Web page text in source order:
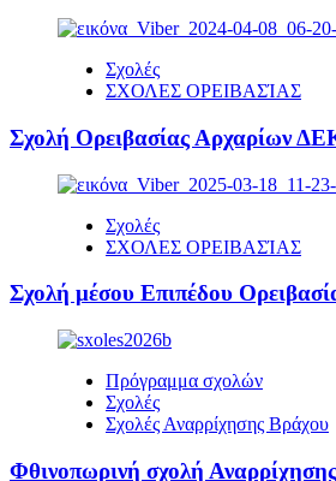
Σχολές
ΣΧΟΛΕΣ ΟΡΕΙΒΑΣΊΑΣ
Σχολή Ορειβασίας Αρχαρίων
Σχολές
ΣΧΟΛΕΣ ΟΡΕΙΒΑΣΊΑΣ
Σχολή μέσου Επιπέδου
Πρόγραμμα σχολών
Σχολές
Σχολές Αναρρίχησης Βράχου
Φθινοπωρινή σχολή